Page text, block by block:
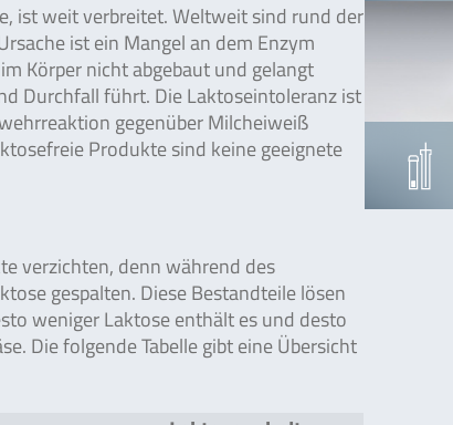
ist weit verbreitet. Weltweit sind rund der
ist ein Mangel an dem Enzym
Körper nicht abgebaut und gelangt
Durchfall führt. Die Laktoseintoleranz ist
gegenüber Milcheiweiß
Produkte sind keine geeignete
verzichten, denn während des
gespalten. Diese Bestandteile lösen
weniger Laktose enthält es und desto
Die folgende Tabelle gibt eine Übersicht